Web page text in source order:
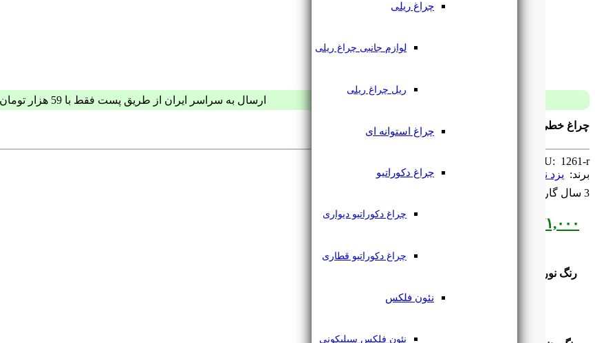
چراغ ریلی
لوازم جانبی چراغ ریلی
ریل چراغ ریلی
چراغ استوانه ای
چراغ دکوراتیو
چراغ دکوراتیو دیواری
چراغ دکوراتیو قطاری
نئون فلکس
نئون فلکس سیلیکونی
ارسال به سراسر ایران از طریق پست فقط با 59 هزار تومان
چراغ خطی روکار 88 وات 120 سانتی یزدنور
SKU: ‌ 1261-r
برند: ‌ یزد نور
3 سال گارانتی
۳,۱۷۱,۰۰۰
رنگ نور